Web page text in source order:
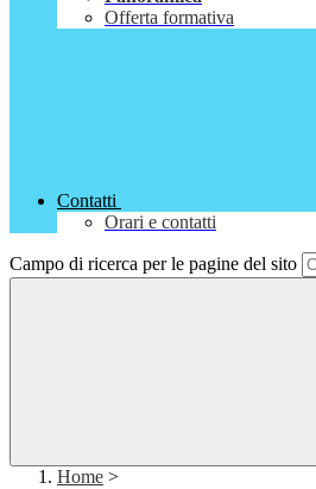
Offerta formativa
Contatti
Orari e contatti
Campo di ricerca per le pagine del sito
Home >